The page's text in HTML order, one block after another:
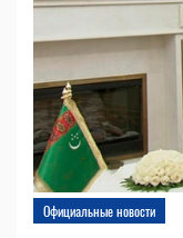
Официальные новости